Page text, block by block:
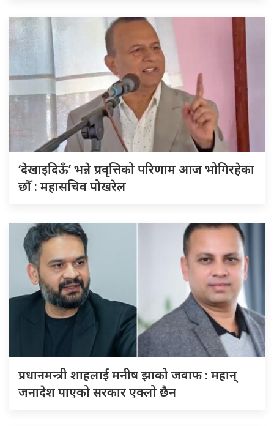
‘देखाइदिऊँ’ भन्ने प्रवृत्तिको परिणाम आज भोगिरहेका
छौँ : महासचिव पोखरेल
प्रधानमन्त्री शाहलाई मनीष झाको जवाफ : महान्
जनादेश पाएको सरकार एक्लो छैन